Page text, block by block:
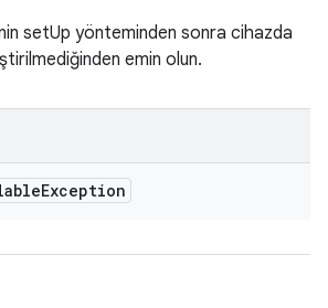
setUp yönteminden sonra cihazda
emin olun.
Exception